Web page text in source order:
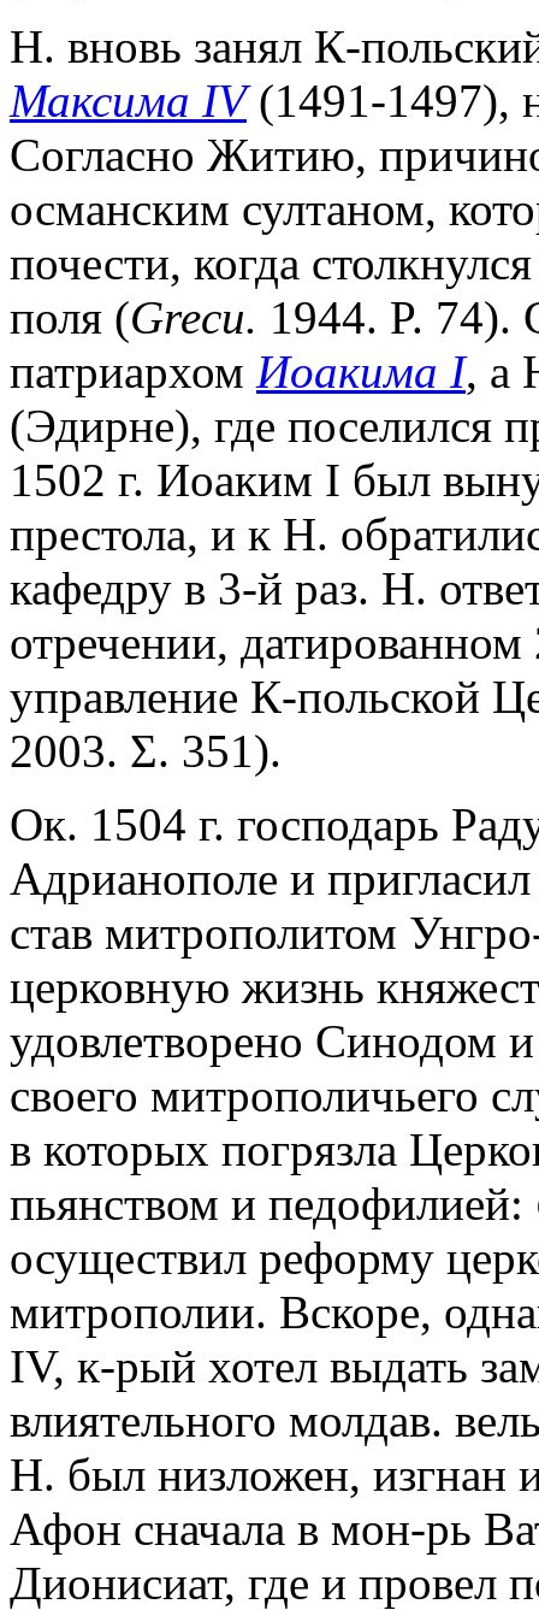
Н. вновь занял К-
Максима IV(1491-1497),
Согласно Житию,
османским султаном,
почести, когда
поля (Grecu. 1944. P.
патриархом Иоакима I, а
(Эдирне), где поселился
1502 г. Иоаким I был
престола, и к Н.
кафедру в 3-й раз. Н.
отречении,
управление К-польской
2003. Σ. 351).
Ок. 1504 г. господарь
Адрианополе и
став митрополитом
церковную жизнь
удовлетворено Синодом
своего митрополичьего
в которых погрязла
пьянством и педофилией:
осуществил реформу
митрополии. Вскоре,
IV, к-рый хотел выдать
влиятельного молдав.
Н. был низложен, изгнан
Афон сначала в мон-рь
Дионисиат, где и провел